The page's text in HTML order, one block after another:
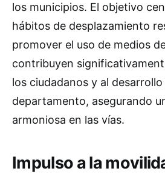
los municipios. El objetivo
hábitos de desplazamiento
promover el uso de medios
contribuyen
los ciudadanos y al
departamento, asegurando
armoniosa en las vías.
Impulso a la